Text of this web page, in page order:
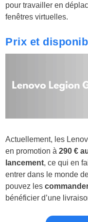
pour travailler en
fenêtres virtuelles.
Prix et
Actuellement, les
en promotion à 290 €
lancement, ce qui en
entrer dans le monde
pouvez les
bénéficier d’une